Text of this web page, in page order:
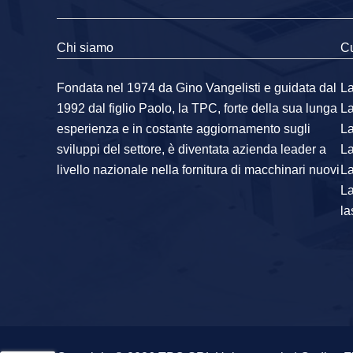
Chi siamo
Fondata nel 1974 da Gino Vangelisti e guidata dal
1992 dal figlio Paolo, la TPC, forte della sua lunga
esperienza e in costante aggiornamento sugli
sviluppi del settore, è diventata azienda leader a
livello nazionale nella fornitura di macchinari nuovi